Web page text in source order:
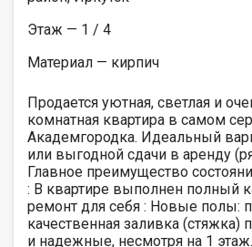
Этаж — 1 / 4
Материал — кирпич
Продается уютная, светлая и
комнатная квартира в самом
Академгородка. Идеальный
или выгодной сдачи в аренду
Главное преимущество
: В квартире выполнен полный
ремонт для себя : Новые полы:
качественная заливка (стяжка)
и надежные, несмотря на 1